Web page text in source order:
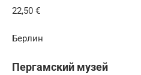
22,50 €
Берлин
Пергамский музей